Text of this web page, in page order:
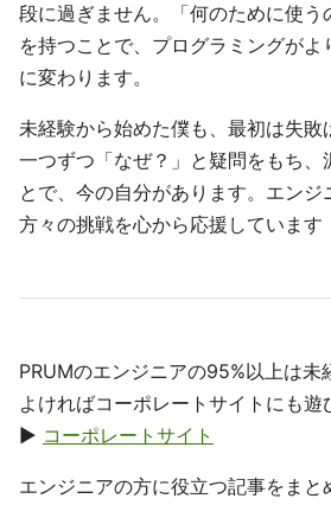
段に過ぎません。「何のために使う
を持つことで、プログラミングが
に変わります。
未経験から始めた僕も、最初は失敗
一つずつ「なぜ？」と疑問をもち、
とで、今の自分があります。エン
方々の挑戦を心から応援しています
PRUMのエンジニアの95%以上は未
よければコーポレートサイトにも遊
▶ コーポレートサイト
エンジニアの方に役立つ記事をまと